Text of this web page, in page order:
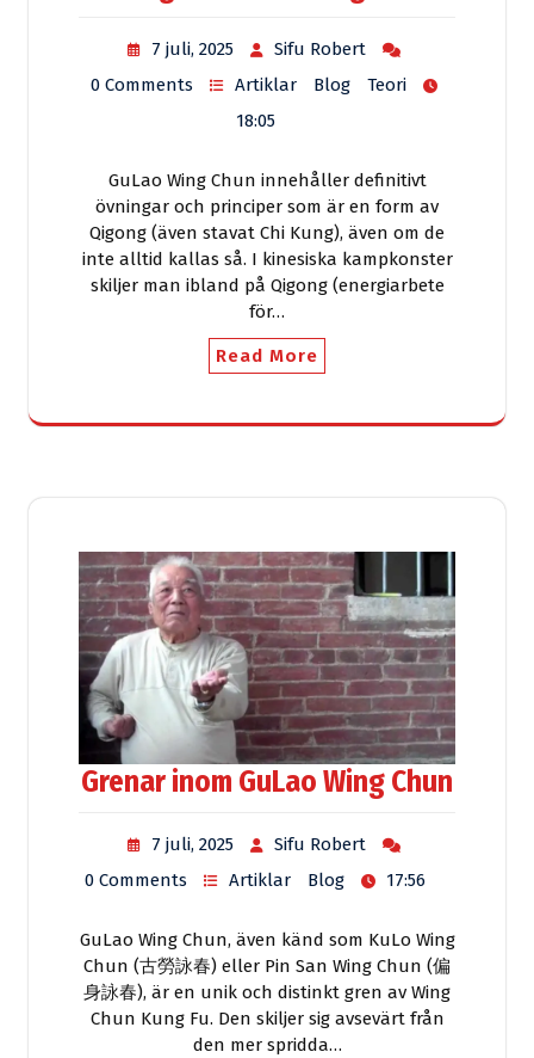
7 juli, 2025
Sifu Robert
0 Comments
Artiklar Blog
Teori
18:05
GuLao Wing Chun innehåller definitivt
övningar och principer som är en form av
Qigong (även stavat Chi Kung), även om de
inte alltid kallas så. I kinesiska kampkonster
skiljer man ibland på Qigong (energiarbete
för…
Read More
Grenar inom GuLao Wing Chun
7 juli, 2025
Sifu Robert
0 Comments
Artiklar Blog 17:56
GuLao Wing Chun, även känd som KuLo Wing
Chun (古勞詠春) eller Pin San Wing Chun (偏
身詠春), är en unik och distinkt gren av Wing
Chun Kung Fu. Den skiljer sig avsevärt från
den mer spridda…